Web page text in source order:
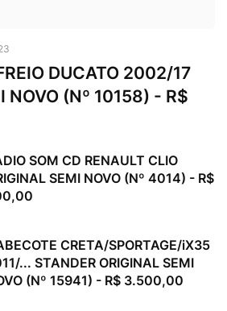
DUCATO 2002/17
NOVO (Nº 10158) - R$
SOM CD RENAULT CLIO
SEMI NOVO (Nº 4014) - R$
CRETA/SPORTAGE/iX35
... STANDER ORIGINAL SEMI
(Nº 15941) - R$ 3.500,00